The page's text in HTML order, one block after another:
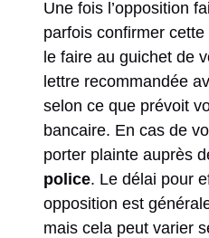
Une fois l’opposition
parfois confirmer
le faire au guichet de
lettre recommandée
selon ce que prévoit
bancaire. En cas de
porter plainte auprès
police. Le délai pour
opposition est
mais cela peut varier